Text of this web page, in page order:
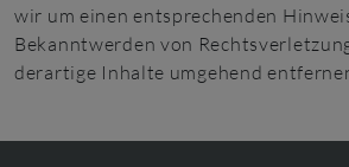
wir um einen entsprechenden
Bekanntwerden von
derartige Inhalte umgehend